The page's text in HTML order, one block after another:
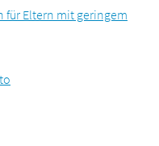
für Eltern mit geringem